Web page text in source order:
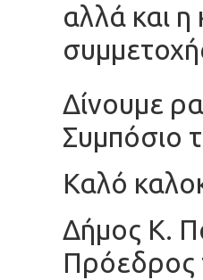
αλλά και η
Δίνουμε
Συμπόσιο
Καλό
Δήμος Κ.
Πρόεδρος